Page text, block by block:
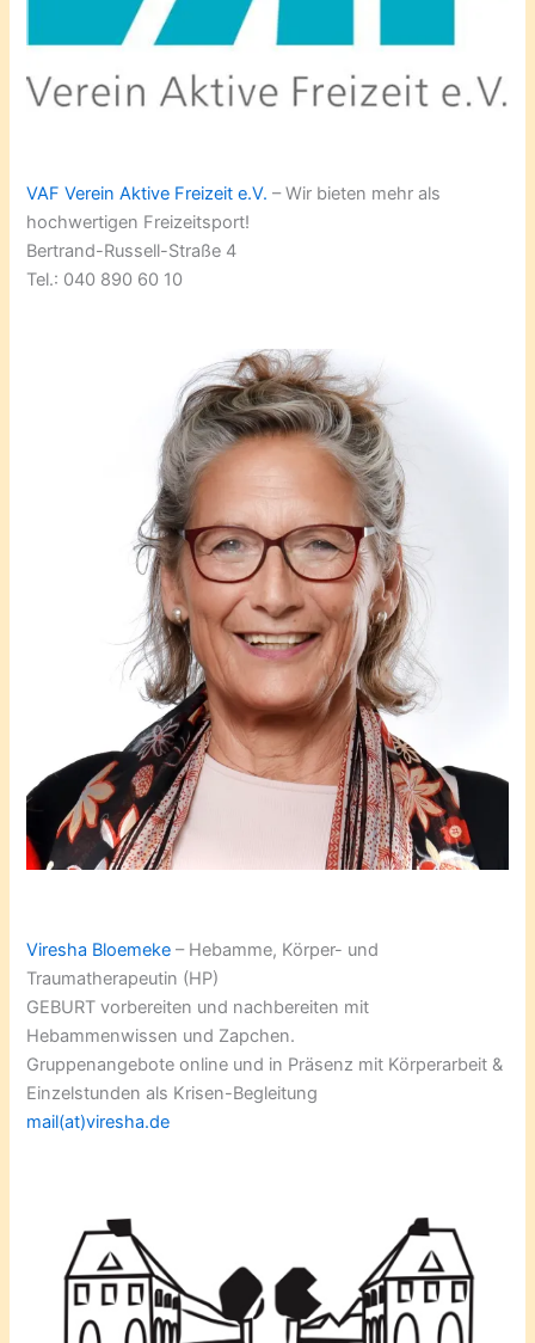
VAF Verein Aktive Freizeit e.V. – Wir bieten mehr als
hochwertigen Freizeitsport!
Bertrand-Russell-Straße 4
Tel.: 040 890 60 10
Viresha Bloemeke – Hebamme, Körper- und
Traumatherapeutin (HP)
GEBURT vorbereiten und nachbereiten mit
Hebammenwissen und Zapchen.
Gruppenangebote online und in Präsenz mit Körperarbeit &
Einzelstunden als Krisen-Begleitung
mail(at)viresha.de